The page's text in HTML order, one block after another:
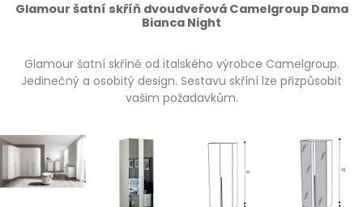
Glamour šatní skříň dvoudveřová Camelgroup Dama
Bianca Night
Glamour šatní skříně od italského výrobce Camelgroup.
Jedinečný a osobitý design. Sestavu skříní lze přizpůsobit
vašim požadavkům.